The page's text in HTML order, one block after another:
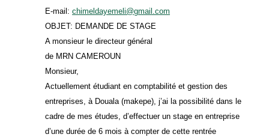
E-mail: chimeldayemeli@gmail.com
OBJET: DEMANDE DE STAGE
A monsieur le directeur général
de MRN CAMEROUN
Monsieur,
Actuellement étudiant en comptabilité et gestion des
entreprises, à Douala (makepe), j’ai la possibilité dans le
cadre de mes études, d’effectuer un stage en entreprise
d’une durée de 6 mois à compter de cette rentrée